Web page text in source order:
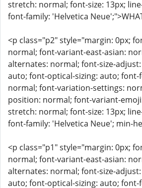
stretch: normal; font-size: 13px;
font-family: 'Helvetica
<p class="p2" style="margin: 0px;
normal; font-variant-east-asian:
alternates: normal; font-size-
auto; font-optical-sizing: auto;
normal; font-variation-settings:
position: normal; font-variant-
stretch: normal; font-size: 13px;
font-family: 'Helvetica Neue'; min-
<p class="p1" style="margin: 0px;
normal; font-variant-east-asian:
alternates: normal; font-size-
auto; font-optical-sizing: auto;